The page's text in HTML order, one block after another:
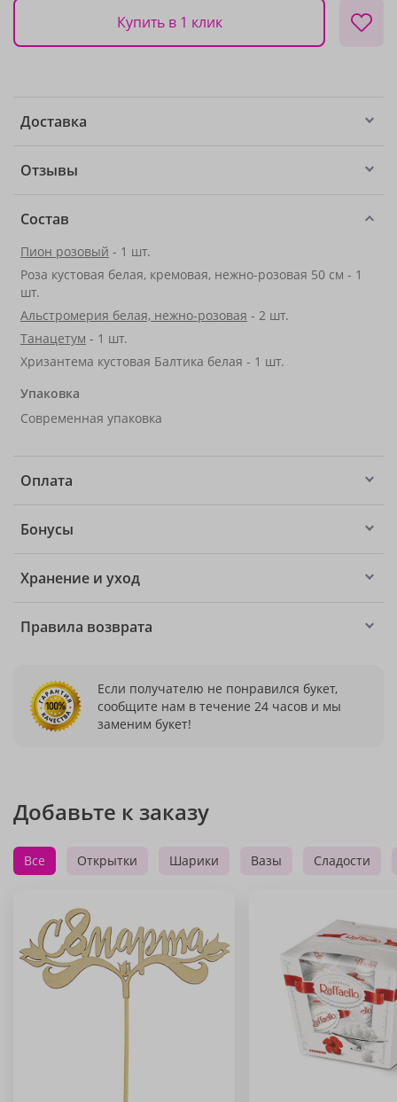
Купить в 1 клик
Доставка
Отзывы
Состав
Пион розовый - 1 шт.
Роза кустовая белая, кремовая, нежно-розовая 50 см - 1
шт.
Альстромерия белая, нежно-розовая - 2 шт.
Танацетум - 1 шт.
Хризантема кустовая Балтика белая - 1 шт.
Упаковка
Современная упаковка
Оплата
Бонусы
Хранение и уход
Правила возврата
Если получателю не понравился букет,
сообщите нам в течение 24 часов и мы
заменим букет!
Добавьте к заказу
Все Открытки Шарики Вазы Сладости